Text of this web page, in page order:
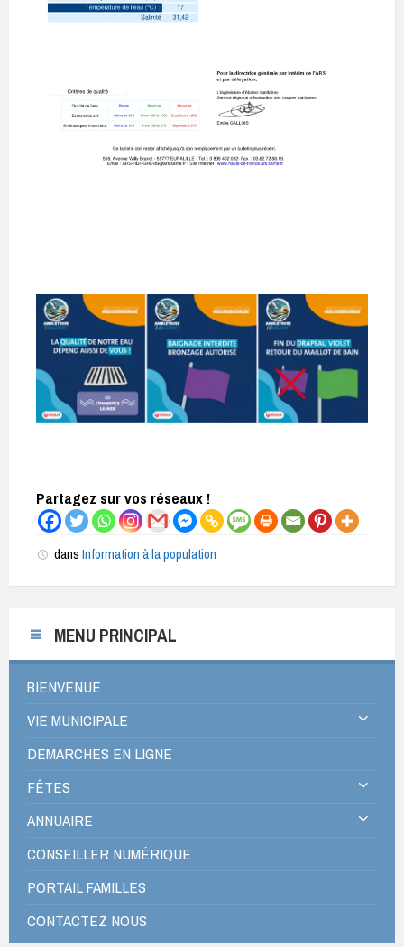
Partagez sur vos réseaux !
dans Information à la population
MENU PRINCIPAL
BIENVENUE
VIE MUNICIPALE
DÉMARCHES EN LIGNE
FÊTES
ANNUAIRE
CONSEILLER NUMÉRIQUE
PORTAIL FAMILLES
CONTACTEZ NOUS